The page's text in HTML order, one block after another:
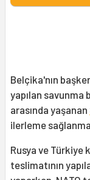
Belçika'nın
yapılan savunma
arasında yaşanan
ilerleme
Rusya ve Türkiye
teslimatının